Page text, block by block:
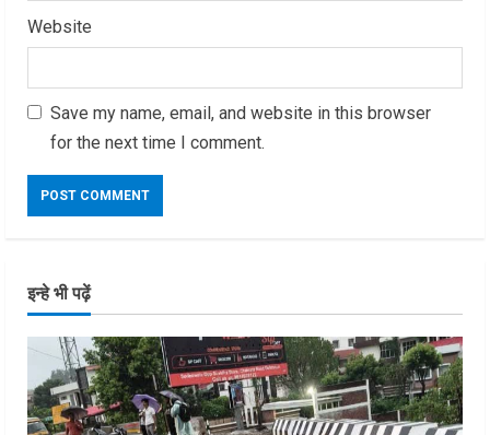
Website
Save my name, email, and website in this browser
for the next time I comment.
इन्हे भी पढ़ें